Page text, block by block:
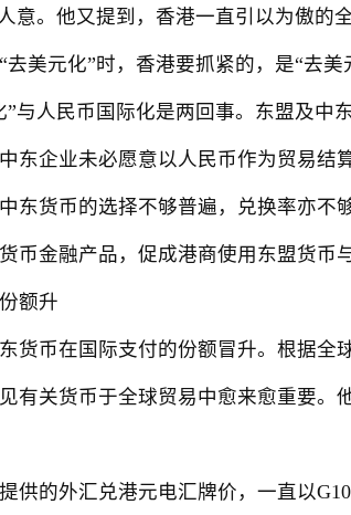
意。他又提到，香港一直引以为傲
美元化”时，香港要抓紧的，是“去美
人民币国际化是两回事。东盟及中
东企业未必愿意以人民币作为贸易结
东货币的选择不够普遍，兑换率亦
币金融产品，促成港商使用东盟货币
额升
币在国际支付的份额冒升。根据全
有关货币于全球贸易中愈来愈重要
的外汇兑港元电汇牌价，一直以